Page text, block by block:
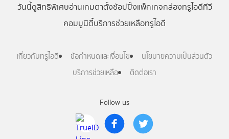
Follow us
วันนี้ดูสิทธิพิเศษอ่านเกมตาตั้งช้อปปิ้งแพ็กเกจกล่องทรูไอดีทีวี
คอมมูนิตี้บริการช่วยเหลือทรูไอดี
เกี่ยวกับทรูไอดี ข้อกำหนดและเงื่อนไข
นโยบายความเป็นส่วนตัว
บริการช่วยเหลือ
ติดต่อเรา